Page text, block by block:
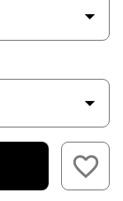
favorite_border